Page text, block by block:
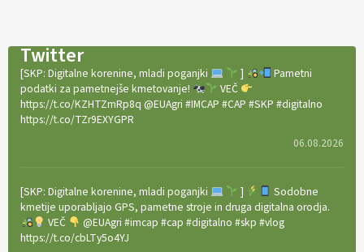
Twitter
[SKP: Digitalne korenine, mladi poganjki ]
Pametni
podatki za pametnejše kmetovanje!
VEČ
https://t.co/KZHTZmRp8q @EUAgri #IMCAP #CAP #SKP #digitalno
https://t.co/TZr9EXYGPR
06.08.2026
[SKP: Digitalne korenine, mladi poganjki ]
Sodobne
kmetije uporabljajo GPS, pametne stroje in druga digitalna orodja.
VEČ
@EUAgri #imcap #cap #digitalno #skp #vlog
https://t.co/cbLTy5o4YJ